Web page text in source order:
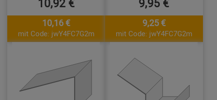
10,16 €
mit Code: jwY4FC7G2m
9,25 €
mit Code: jwY4FC7G2m